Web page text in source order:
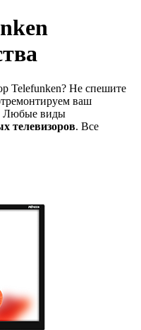
Telefunken? Не спешите
ваш
Любые виды
телевизоров. Все